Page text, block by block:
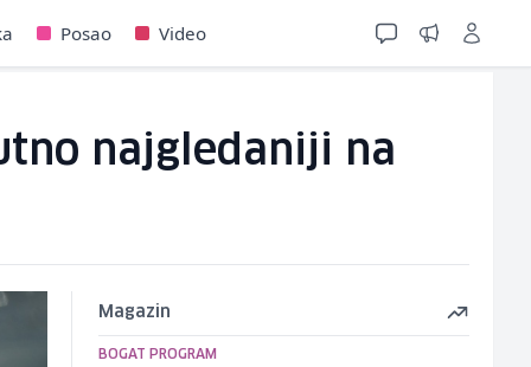
Posao Video
najgledaniji na
Magazin
BOGAT PROGRAM